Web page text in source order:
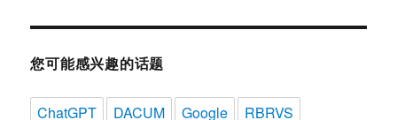
您可能感兴趣的话题
ChatGPT DACUM Google
RBRVS